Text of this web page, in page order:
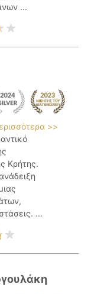
...
>>
Κρήτης.
...